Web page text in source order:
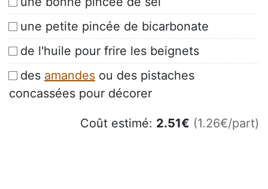
une petite pincée de bicarbonate
de l'huile pour frire les beignets
des amandes ou des pistaches
concassées pour décorer
Coût estimé: 2.51€ (1.26€/part)